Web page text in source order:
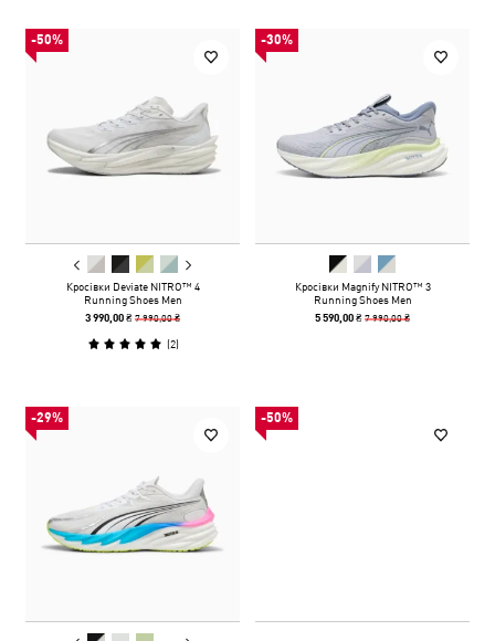
-50%
Кросівки Deviate NITRO™ 4
Running Shoes Men
3 990,00 ₴7 990,00 ₴
(2)
-30%
Кросівки Magnify NITRO™ 3
Running Shoes Men
5 590,00 ₴7 990,00 ₴
-29% -50%